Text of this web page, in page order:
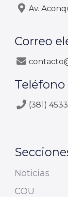
Av.
Correo
Teléfono
(381)
Noticias
COU